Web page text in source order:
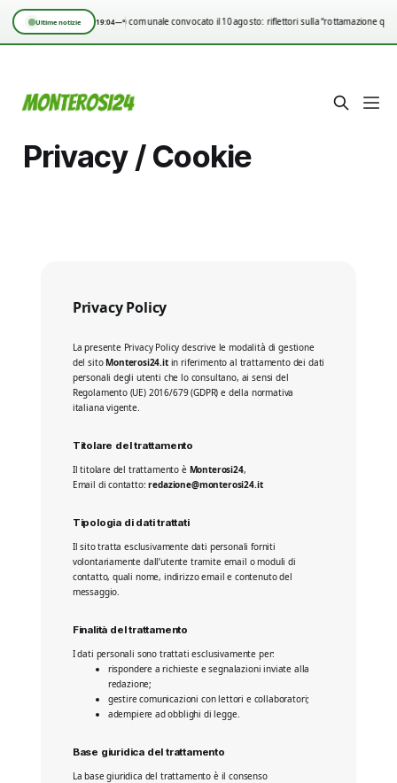
Ultime notizie 19:04—°
Consiglio comunale convocato il 10 agosto: riflettori sulla “rottamazione
Privacy / Cookie
Privacy Policy
La presente Privacy Policy descrive le modalità di gestione
del sito Monterosi24.itin riferimento al trattamento dei dati
personali degli utenti che lo consultano, ai sensi del
Regolamento (UE) 2016/679 (GDPR) e della normativa
italiana vigente.
Titolare del trattamento
Il titolare del trattamento è Monterosi24,
Email di contatto:redazione@monterosi24.it
Tipologia di dati trattati
Il sito tratta esclusivamente dati personali forniti
volontariamente dall’utente tramite email o moduli di
contatto, quali nome, indirizzo email e contenuto del
messaggio.
Finalità del trattamento
I dati personali sono trattati esclusivamente per:
rispondere a richieste e segnalazioni inviate alla
redazione;
gestire comunicazioni con lettori e collaboratori;
adempiere ad obblighi di legge.
Base giuridica del trattamento
La base giuridica del trattamento è il consenso